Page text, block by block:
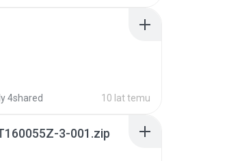
4shared 10 lat temu
3-001.zip